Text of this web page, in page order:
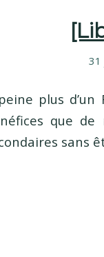
31
plus
que
sans